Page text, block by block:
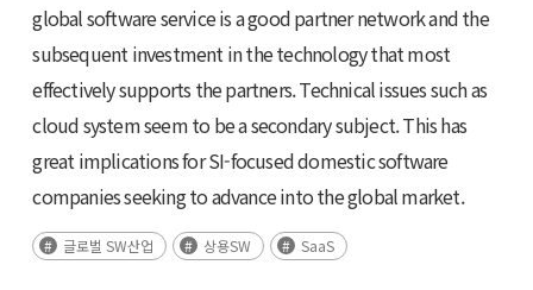
global software service is a good partner network and the
subsequent investment in the technology that most
effectively supports the partners. Technical issues such as
cloud system seem to be a secondary subject. This has
great implications for SI-focused domestic software
companies seeking to advance into the global market.
글로벌 SW산업 상용SW SaaS